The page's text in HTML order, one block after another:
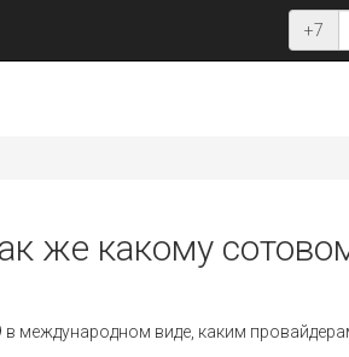
+7
же какому
виде, каким